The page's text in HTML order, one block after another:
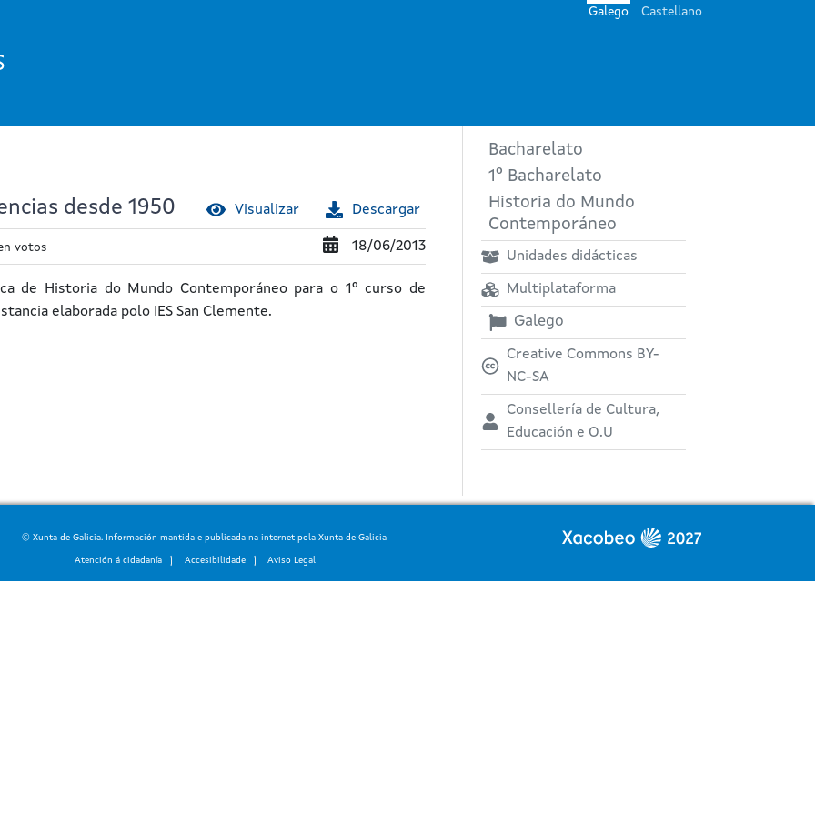
Galego Castellano
desde 1950 Visualizar Descargar
votos 18/06/2013
de Historia do Mundo Contemporáneo para o 1º curso de
elaborada polo IES San Clemente.
Bacharelato
1º Bacharelato
Historia do Mundo
Contemporáneo
Unidades didácticas
Multiplataforma
Galego
Creative Commons BY-
NC-SA
Consellería de Cultura,
Educación e O.U
© Xunta de Galicia. Información mantida e publicada na internet pola Xunta de Galicia
Atención á cidadanía Accesibilidade Aviso Legal